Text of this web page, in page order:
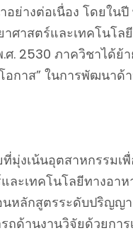
ย่างต่อเนื่อง โดยใ
ศาสตร์และเทคโนโ
. 2530 ภาควิชาได้ย้
กาส” ในการพัฒนา
เน้นอุตสาหกรรมเพื่
ละเทคโนโลยีทางอ
หลักสูตรระดับปริญ
ด้านงานวิจัยด้วยกา